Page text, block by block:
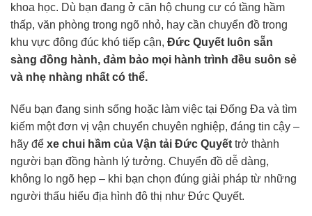
khoa học. Dù bạn đang ở căn hộ chung cư có tầng hầm
thấp, văn phòng trong ngõ nhỏ, hay cần chuyển đồ trong
khu vực đông đúc khó tiếp cận, Đức Quyết luôn sẵn
sàng đồng hành, đảm bảo mọi hành trình đều suôn sẻ
và nhẹ nhàng nhất có thể.
Nếu bạn đang sinh sống hoặc làm việc tại Đống Đa và tìm
kiếm một đơn vị vận chuyển chuyên nghiệp, đáng tin cậy –
hãy để xe chui hầm của Vận tải Đức Quyết trở thành
người bạn đồng hành lý tưởng. Chuyển đồ dễ dàng,
không lo ngõ hẹp – khi bạn chọn đúng giải pháp từ những
người thấu hiểu địa hình đô thị như Đức Quyết.